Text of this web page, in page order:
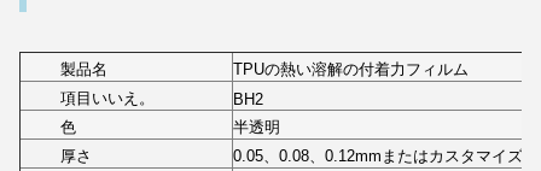
製品名
TPUの熱い溶解の付着力フィルム
項目いいえ。
BH2
色
半透明
厚さ
0.05、0.08、0.12mmまたはカスタマイズ